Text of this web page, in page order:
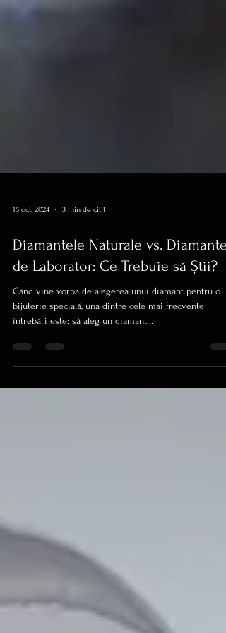
15 oct. 2024 3 min de citit
Diamantele Naturale vs.
de Laborator: Ce Trebuie să Știi?
Când vine vorba de alegerea unui diamant pentru o